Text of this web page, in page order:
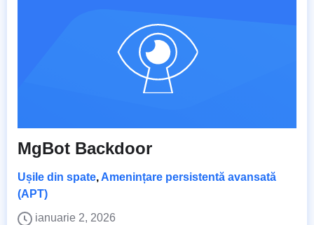
MgBot Backdoor
Ușile din spate, Amenințare persistentă avansată
(APT)
ianuarie 2, 2026